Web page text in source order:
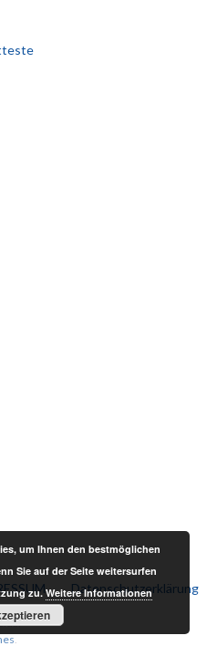
Datenschutzerklärung
.
um Ihnen den bestmöglichen
Sie auf der Seite weitersurfen
zu.Weitere Informationen